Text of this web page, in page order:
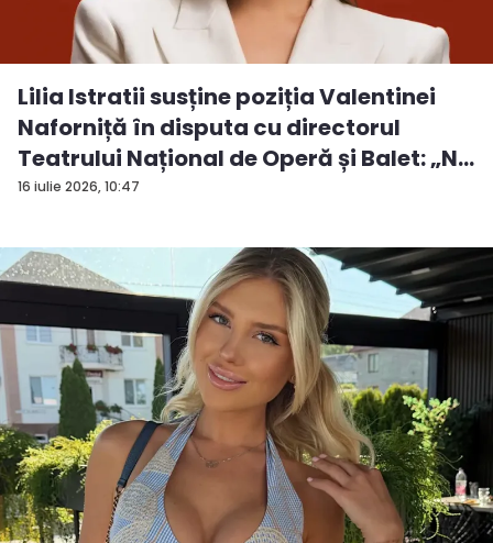
16 iulie 2026, 10:47
Lilia Istratii susține poziția Valentinei
Naforniță în disputa cu directorul
Teatrului Național de Operă și Balet: „N...